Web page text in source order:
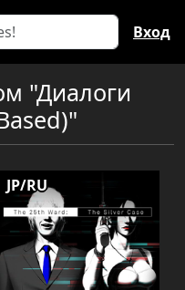
Вход
"Диалоги
JP/RU